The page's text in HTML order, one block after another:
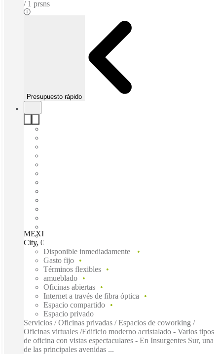
1 prsns
Presupuesto rápido
MEXICO CITY, Regus San Angel Torre Siglum, Mexico
City, 01030
Disponible inmediadamente
Gasto fijo
Términos flexibles
amueblado
Oficinas abiertas
Internet a través de fibra óptica
Espacio compartido
Espacio privado
Servicios / Oficinas privadas / Espacios de coworking /
Oficinas virtuales /Edificio moderno acristalado - Varios tipos
de oficina con vistas espectaculares - En Insurgentes Sur, una
de las principales avenidas ...